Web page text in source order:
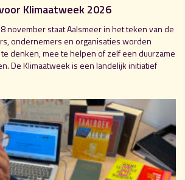
Klimaatweek 2026
november staat Aalsmeer in het teken van de
ondernemers en organisaties worden
denken, mee te helpen of zelf een duurzame
De Klimaatweek is een landelijk initiatief